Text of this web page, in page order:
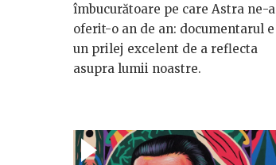
îmbucurătoare pe care Astra ne-a
oferit-o an de an: documentarul e
un prilej excelent de a reflecta
asupra lumii noastre.